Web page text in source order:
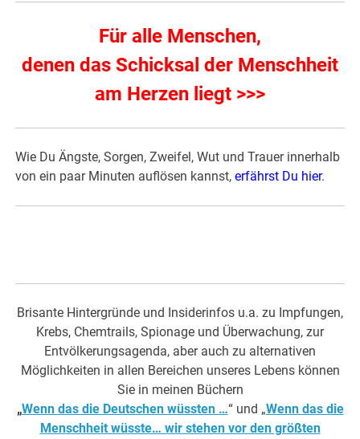
Für alle Menschen,
denen das Schicksal der Menschheit
am Herzen liegt >>>
Wie Du Ängste, Sorgen, Zweifel, Wut und Trauer innerhalb
von ein paar Minuten auflösen kannst,erfährst Du hier.
Brisante Hintergründe und Insiderinfos u.a. zu Impfungen,
Krebs, Chemtrails, Spionage und Überwachung, zur
Entvölkerungsagenda, aber auch zu alternativen
Möglichkeiten in allen Bereichen unseres Lebens können
Sie in meinen Büchern
„Wenn das die Deutschen wüssten …“ und „Wenn das die
Menschheit wüsste… wir stehen vor den größten